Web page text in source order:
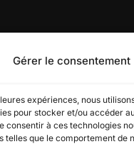
Gérer le consentement
expériences, nous
pour stocker et/ou accéder
consentir à ces technologies
telles que le comportement de